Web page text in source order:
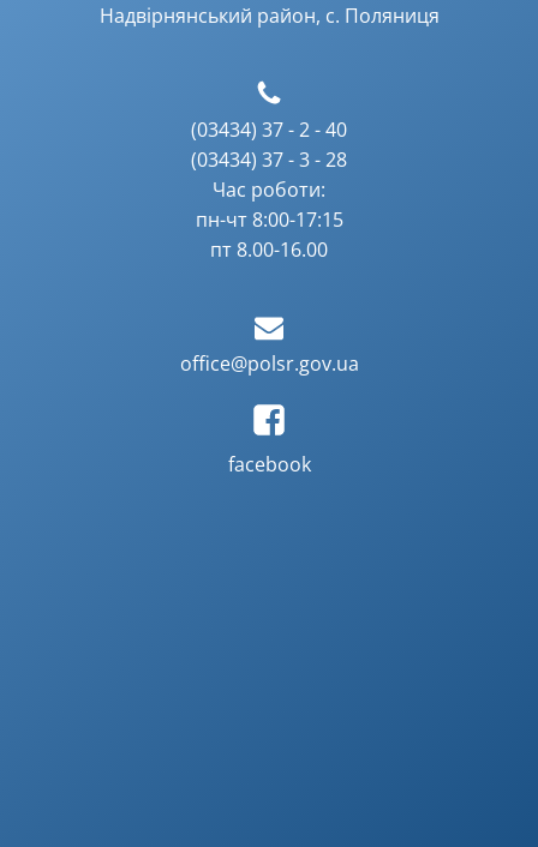
Надвірнянський район, с. Поляниця
(03434) 37 - 2 - 40
(03434) 37 - 3 - 28
Час роботи:
пн-чт 8:00-17:15
пт 8.00-16.00
office@polsr.gov.ua
facebook